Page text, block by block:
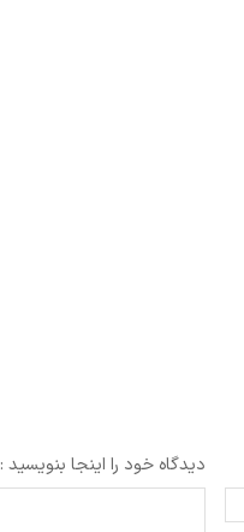
دیدگاه خود را اینجا بنویسید :